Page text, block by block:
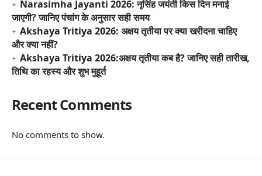
Narasimha Jayanti 2026: नृसिंह जयंती किस दिन मनाई
जाएगी? जानिए पंचांग के अनुसार सही समय
Akshaya Tritiya 2026: अक्षय तृतीया पर क्या खरीदना चाहिए
और क्या नहीं?
Akshaya Tritiya 2026:अक्षय तृतीया कब है? जानिए सही तारीख,
तिथि का रहस्य और शुभ मुहूर्त
Recent Comments
No comments to show.